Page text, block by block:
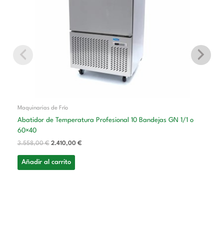
Maquinarias de Frío
Abatidor de Temperatura Profesional 10 Bandejas GN 1/1 o
60×40
3.558,00€ 2.410,00 €
Añadir al carrito